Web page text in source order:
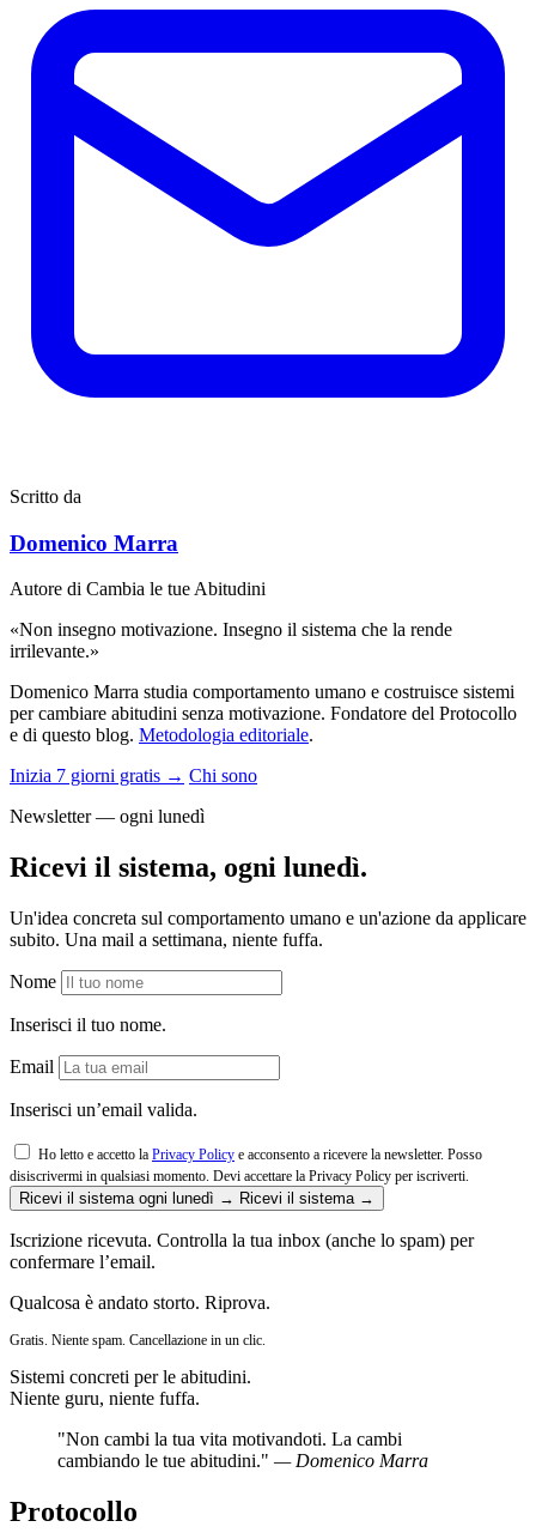
Scritto da
Domenico Marra
Autore di Cambia le tue Abitudini
«Non insegno motivazione. Insegno il sistema che la rende
irrilevante.»
Domenico Marra studia comportamento umano e costruisce sistemi
per cambiare abitudini senza motivazione. Fondatore del Protocollo
e di questo blog. Metodologia editoriale.
Inizia 7 giorni gratis → Chi sono
Newsletter — ogni lunedì
Ricevi il sistema, ogni lunedì.
Un'idea concreta sul comportamento umano e un'azione da applicare
subito. Una mail a settimana, niente fuffa.
Nome
Inserisci il tuo nome.
Email
Inserisci un’email valida.
Ho letto e accetto la Privacy Policy e acconsento a ricevere la newsletter. Posso
disiscrivermi in qualsiasi momento. Devi accettare la Privacy Policy per iscriverti.
Ricevi il sistema ogni lunedì → Ricevi il sistema →
Iscrizione ricevuta. Controlla la tua inbox (anche lo spam) per
confermare l’email.
Qualcosa è andato storto. Riprova.
Gratis. Niente spam. Cancellazione in un clic.
Sistemi concreti per le abitudini.
Niente guru, niente fuffa.
"Non cambi la tua vita motivandoti. La cambi
cambiando le tue abitudini." — Domenico Marra
Protocollo